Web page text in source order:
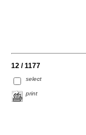
12 / 1177
select
print